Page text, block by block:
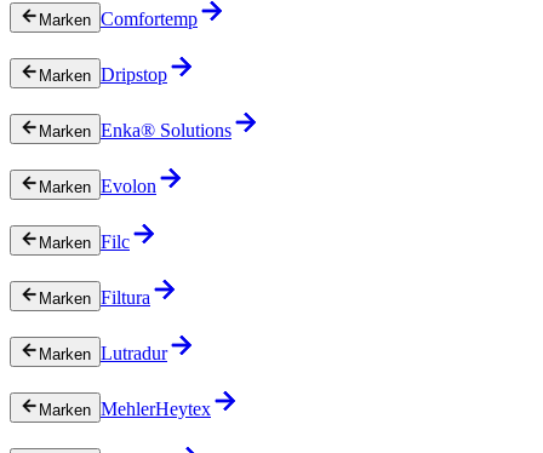
Marken Comfortemp
Marken Dripstop
Marken Enka® Solutions
Marken Evolon
Marken Filc
Marken Filtura
Marken Lutradur
Marken MehlerHeytex